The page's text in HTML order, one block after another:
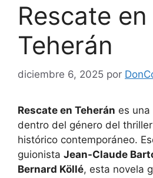
Rescate en
Teherán
diciembre 6, 2025 por
Rescate en Teherán es
dentro del género del
histórico contemporáneo.
guionista Jean-Claude
Bernard Köllé, esta novela